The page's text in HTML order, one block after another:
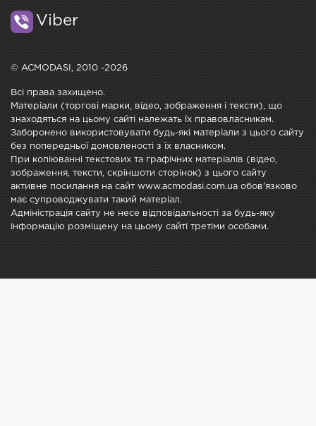
Viber
© ACMODASI, 2010 -2026
Всі права захищено.
Матеріали (торгові марки, відео, зображення і тексти), що
знаходяться на цьому сайті належать їх правовласникам.
Заборонено використовувати будь-які матеріали з цього сайту
без попередньої домовленості з їх власником.
При копіюванні текстових та графічних матеріалів (відео,
зображення, тексти, скріншоти сторінок) з цього сайту
активне посилання на сайт www.acmodasi.com.ua обов'язково
має супроводжувати такий матеріал.
Адміністрація сайту не несе відповідальності за будь-яку
інформацію розміщену на цьому сайті третіми особами.